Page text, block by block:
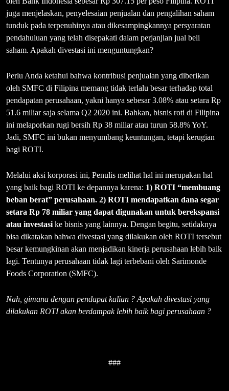
juga menjelaskan, penyelesaian penjualan dan pengalihan saham
tunduk pada terpenuhinya atau dikesampingkannya persyaratan
pendahuluan yang telah disepakati dalam perjanjian jual beli
saham. Apakah divestasi ini menguntungkan?
Perlu Anda ketahui bahwa kontribusi penjualan yang diberikan
oleh SMFC di Filipina memang tidak terlalu besar terhadap total
pendapatan perusahaan, yakni hanya sebesar 3.08% atau setara Rp
51.6 miliar saja selama Q2 2020 ini. Bahkan, bisnis roti di Filipina
ini melaporkan rugi bersih Rp 38 miliar atau turun 58.8% YoY.
Jadi, SMFC ini bukan menyumbang keuntungan, tetapi kerugian
bagi ROTI.
Melalui aksi korporasi ini, Penulis melihat hal ini merupakan hal
yang baik bagi ROTI ke depannya karena: 1) ROTI “membuang
beban berat” perusahaan. 2) ROTI mendapatkan dana segar
setara Rp 78 miliar yang dapat digunakan untuk berekspansi
atau investasi ke bisnis yang lainnya. Dengan begitu, setidaknya
bisa dikatakan bahwa divestasi yang dilakukan oleh ROTI tersebut
besar kemungkinan akan menjadikan kinerja perusahaan lebih baik
lagi. Tentunya perusahaan tidak lagi terbebani oleh Sarimonde
Foods Corporation (SMFC).
Nah, gimana dengan pendapat kalian ? Apakah divestasi yang
dilakukan ROTI akan berdampak lebih baik bagi perusahaan ?
###